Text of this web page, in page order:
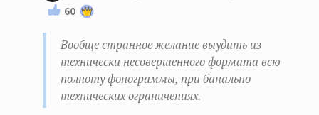
60
Вообще странное желание выудить из
технически несовершенного формата всю
полноту фонограммы, при банально
технических ограничениях.